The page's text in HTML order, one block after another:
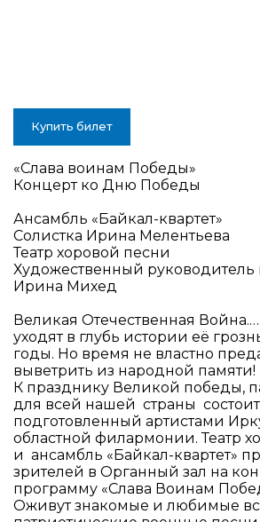
Купить билет
«Слава воинам Победы»
Концерт ко Дню Победы
Ансамбль «Байкал-квартет»
Солистка Ирина Мелентьева
Театр хоровой песни
Художественный
Ирина Михед
Великая Отечественная
уходят в глубь истории её
годы. Но время не властно
выветрить из народной памяти!
К празднику Великой победы,
для всей нашей страны
подготовленный артистами
областной филармонии. Театр
и ансамбль «Байкал-квартет»
зрителей в Органный зал на
программу «Слава Воинам
Оживут знакомые и любимые